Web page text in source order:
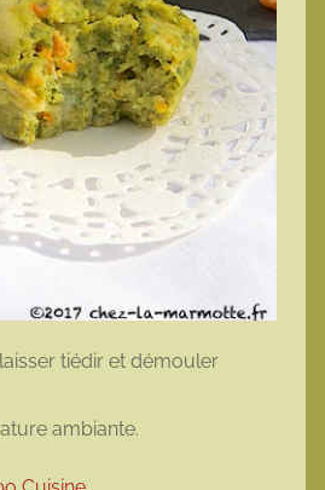
tiédir et démouler
ambiante.